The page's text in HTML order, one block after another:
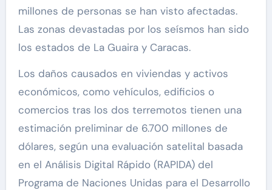
millones de personas se han visto afectadas.
Las zonas devastadas por los seísmos han sido
los estados de La Guaira y Caracas.
Los daños causados en viviendas y activos
económicos, como vehículos, edificios o
comercios tras los dos terremotos tienen una
estimación preliminar de 6.700 millones de
dólares, según una evaluación satelital basada
en el Análisis Digital Rápido (RAPIDA) del
Programa de Naciones Unidas para el Desarrollo